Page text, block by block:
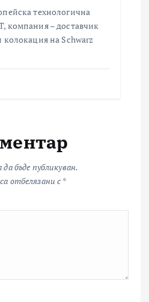
технологична
компания – доставчик
колокация на Schwarz
бъде публикуван.
отбелязани с *